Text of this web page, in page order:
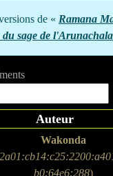
de « Ramana
sage de l'Arunachala
Auteur
Wakonda
b0:64e6:288)